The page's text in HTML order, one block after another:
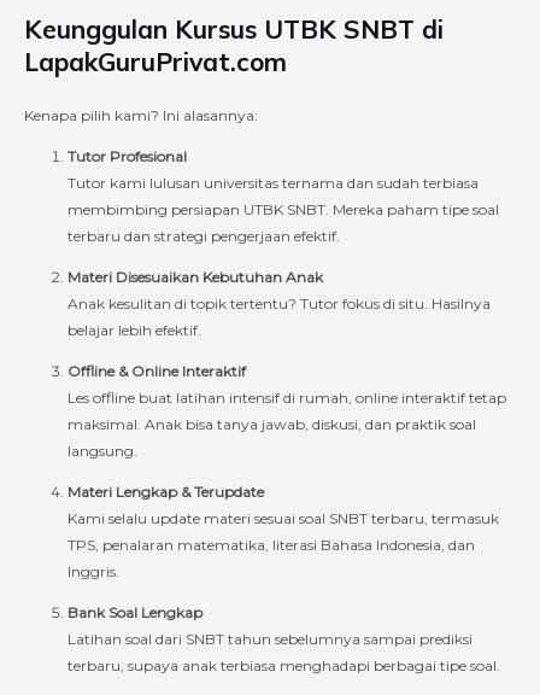
Keunggulan Kursus UTBK SNBT di
LapakGuruPrivat.com
Kenapa pilih kami? Ini alasannya:
Tutor Profesional
Tutor kami lulusan universitas ternama dan sudah terbiasa
membimbing persiapan UTBK SNBT. Mereka paham tipe soal
terbaru dan strategi pengerjaan efektif.
Materi Disesuaikan Kebutuhan Anak
Anak kesulitan di topik tertentu? Tutor fokus di situ. Hasilnya
belajar lebih efektif.
Offline & Online Interaktif
Les offline buat latihan intensif di rumah, online interaktif tetap
maksimal. Anak bisa tanya jawab, diskusi, dan praktik soal
langsung.
Materi Lengkap & Terupdate
Kami selalu update materi sesuai soal SNBT terbaru, termasuk
TPS, penalaran matematika, literasi Bahasa Indonesia, dan
Inggris.
Bank Soal Lengkap
Latihan soal dari SNBT tahun sebelumnya sampai prediksi
terbaru, supaya anak terbiasa menghadapi berbagai tipe soal.